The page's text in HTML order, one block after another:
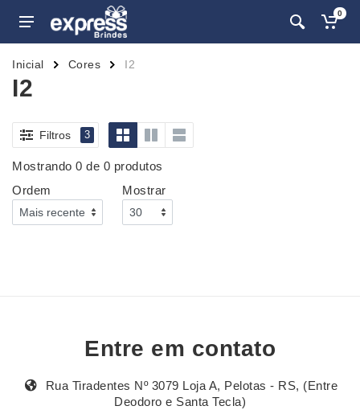
0
Inicial Cores I2
I2
Filtros 3
Mostrando 0 de 0 produtos
Ordem
Mostrar
Entre em contato
Rua Tiradentes Nº 3079 Loja A, Pelotas - RS, (Entre
Deodoro e Santa Tecla)